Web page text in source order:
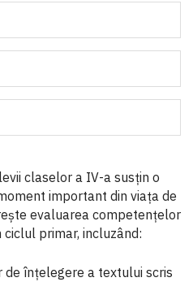
claselor a IV-a susţin o
important din viaţa de
evaluarea competenţelor
primar, incluzând:
înţelegere a textului scris